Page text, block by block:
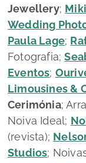
Jewellery;
Wedding
Paula Lage;
Fotografia;
Eventos;
Limousines &
Cerimónia;
Noiva Ideal;
(revista);
Studios;